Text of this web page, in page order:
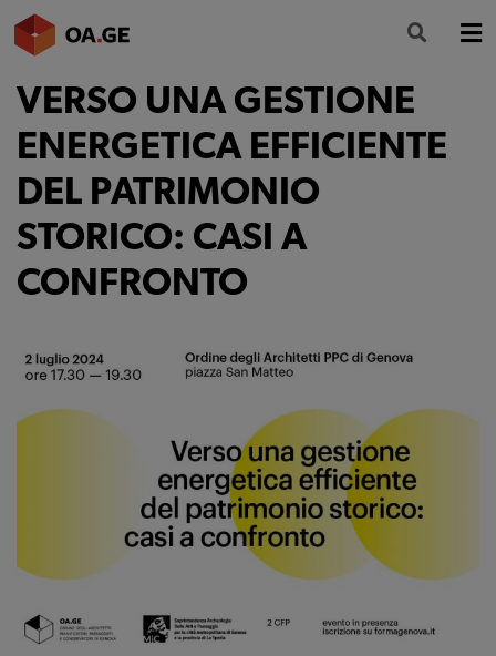
L’ORDINE
AMMINISTRAZIONE TRASPARENTE
ALBO
SEGRETERIA
SERVIZI
VERSO UNA GESTIONE
ENERGETICA EFFICIENTE
DEL PATRIMONIO
STORICO: CASI A
CONFRONTO